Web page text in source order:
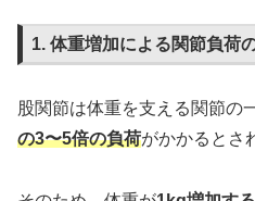
1. 体重増加による関節負荷
股関節は体重を支える関節の
の3〜5倍の負荷がかかるとさ